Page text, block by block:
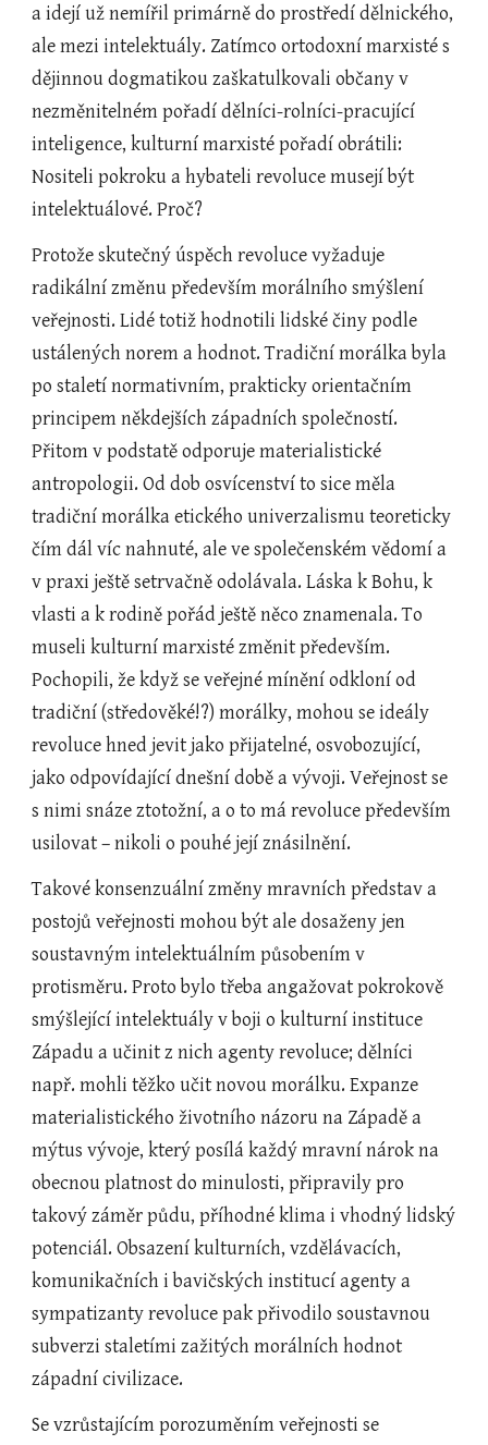
a idejí už nemířil primárně do prostředí dělnického,
ale mezi intelektuály. Zatímco ortodoxní marxisté s
dějinnou dogmatikou zaškatulkovali občany v
nezměnitelném pořadí dělníci-rolníci-pracující
inteligence, kulturní marxisté pořadí obrátili:
Nositeli pokroku a hybateli revoluce musejí být
intelektuálové. Proč?
Protože skutečný úspěch revoluce vyžaduje
radikální změnu především morálního smýšlení
veřejnosti. Lidé totiž hodnotili lidské činy podle
ustálených norem a hodnot. Tradiční morálka byla
po staletí normativním, prakticky orientačním
principem někdejších západních společností.
Přitom v podstatě odporuje materialistické
antropologii. Od dob osvícenství to sice měla
tradiční morálka etického univerzalismu teoreticky
čím dál víc nahnuté, ale ve společenském vědomí a
v praxi ještě setrvačně odolávala. Láska k Bohu, k
vlasti a k rodině pořád ještě něco znamenala. To
museli kulturní marxisté změnit především.
Pochopili, že když se veřejné mínění odkloní od
tradiční (středověké!?) morálky, mohou se ideály
revoluce hned jevit jako přijatelné, osvobozující,
jako odpovídající dnešní době a vývoji. Veřejnost se
s nimi snáze ztotožní, a o to má revoluce především
usilovat – nikoli o pouhé její znásilnění.
Takové konsenzuální změny mravních představ a
postojů veřejnosti mohou být ale dosaženy jen
soustavným intelektuálním působením v
protisměru. Proto bylo třeba angažovat pokrokově
smýšlející intelektuály v boji o kulturní instituce
Západu a učinit z nich agenty revoluce; dělníci
např. mohli těžko učit novou morálku. Expanze
materialistického životního názoru na Západě a
mýtus vývoje, který posílá každý mravní nárok na
obecnou platnost do minulosti, připravily pro
takový záměr půdu, příhodné klima i vhodný lidský
potenciál. Obsazení kulturních, vzdělávacích,
komunikačních i bavičských institucí agenty a
sympatizanty revoluce pak přivodilo soustavnou
subverzi staletími zažitých morálních hodnot
západní civilizace.
Se vzrůstajícím porozuměním veřejnosti se